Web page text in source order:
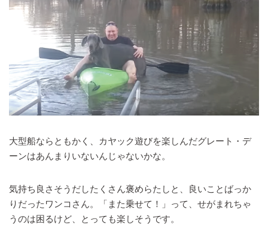
大型船ならともかく、カヤック遊びを楽しんだグレート・デ
ーンはあんまりいないんじゃないかな。
気持ち良さそうだしたくさん褒めらたしと、良いことばっか
りだったワンコさん。「また乗せて！」って、せがまれちゃ
うのは困るけど、とっても楽しそうです。